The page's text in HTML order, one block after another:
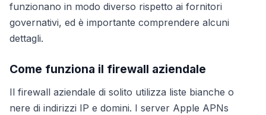
funzionano in modo diverso rispetto ai fornitori
governativi, ed è importante comprendere alcuni
dettagli.
Come funziona il firewall aziendale
Il firewall aziendale di solito utilizza liste bianche o
nere di indirizzi IP e domini. I server Apple APNs